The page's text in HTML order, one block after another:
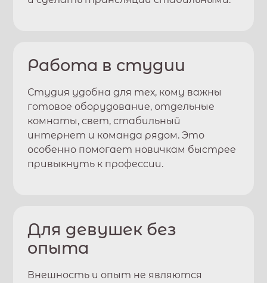
Работа в студии
Студия удобна для тех, кому важны
готовое оборудование, отдельные
комнаты, свет, стабильный
интернет и команда рядом. Это
особенно помогает новичкам быстрее
привыкнуть к профессии.
Для девушек без
опыта
Внешность и опыт не являются